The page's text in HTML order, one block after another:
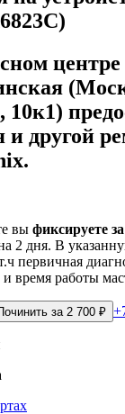
центре
и другой
вы фиксируете
2 дня. В
первичная
время работы
за 2 700 ₽